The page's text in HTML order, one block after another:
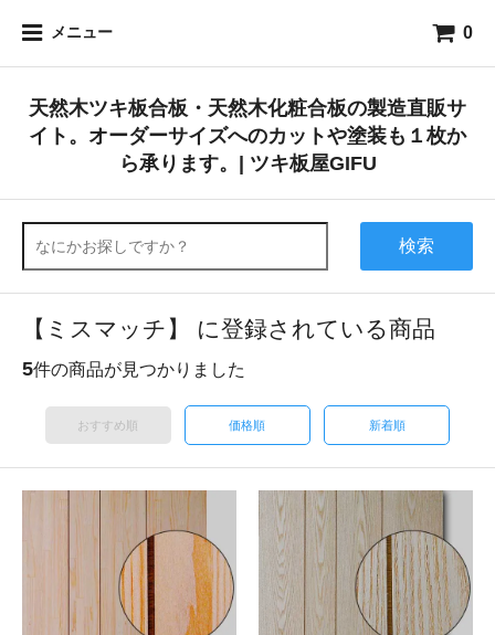
メニュー 0
天然木ツキ板合板・天然木化粧合板の製造直販サ
イト。オーダーサイズへのカットや塗装も１枚か
ら承ります。| ツキ板屋GIFU
検索
【ミスマッチ】 に登録されている商品
5件の商品が見つかりました
おすすめ順 価格順 新着順